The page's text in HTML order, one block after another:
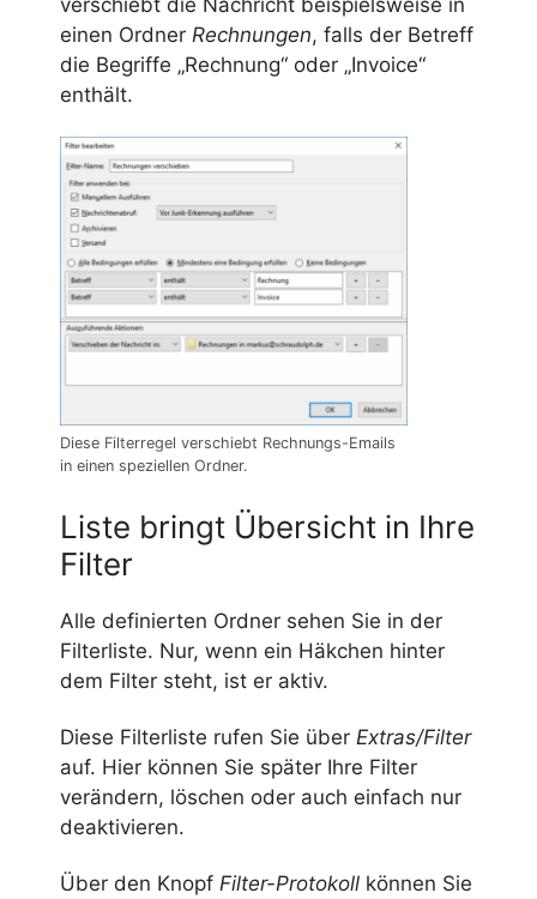
verschiebt die Nachricht beispielsweise in
einen Ordner Rechnungen, falls der Betreff
die Begriffe „Rechnung“ oder „Invoice“
enthält.
Diese Filterregel verschiebt Rechnungs-Emails
in einen speziellen Ordner.
Liste bringt Übersicht in Ihre
Filter
Alle definierten Ordner sehen Sie in der
Filterliste. Nur, wenn ein Häkchen hinter
dem Filter steht, ist er aktiv.
Diese Filterliste rufen Sie über Extras/Filter
auf. Hier können Sie später Ihre Filter
verändern, löschen oder auch einfach nur
deaktivieren.
Über den Knopf Filter-Protokoll können Sie